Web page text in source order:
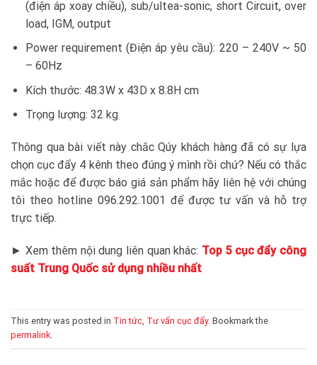
(điện áp xoay chiều), sub/ultea-sonic, short Circuit, over
load, IGM, output
Power requirement (Điện áp yêu cầu): 220 – 240V ~ 50
– 60Hz
Kích thước: 48.3W x 43D x 8.8H cm
Trọng lượng: 32 kg
Thông qua bài viết này chắc Qúy khách hàng đã có sự lựa
chọn cục đẩy 4 kênh theo đúng ý mình rồi chứ? Nếu có thắc
mắc hoặc để được báo giá sản phẩm hãy liên hệ với chúng
tôi theo hotline 096.292.1001 để được tư vấn và hỗ trợ
trực tiếp.
► Xem thêm nội dung liên quan khác: Top 5 cục đẩy công
suất Trung Quốc sử dụng nhiều nhất
This entry was posted in Tin tức, Tư vấn cục đẩy. Bookmark the
permalink.